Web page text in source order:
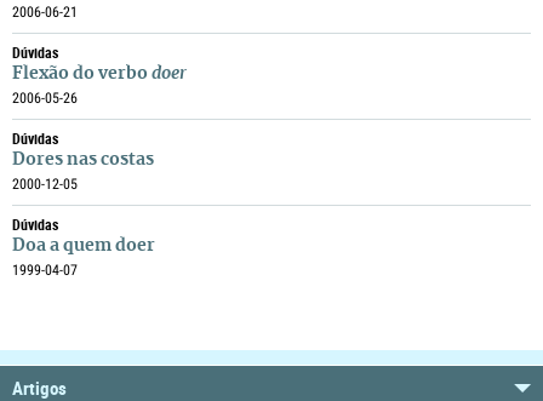
2006-06-21
Dúvidas
Flexão do verbo doer
2006-05-26
Dúvidas
Dores nas costas
2000-12-05
Dúvidas
Doa a quem doer
1999-04-07
Artigos